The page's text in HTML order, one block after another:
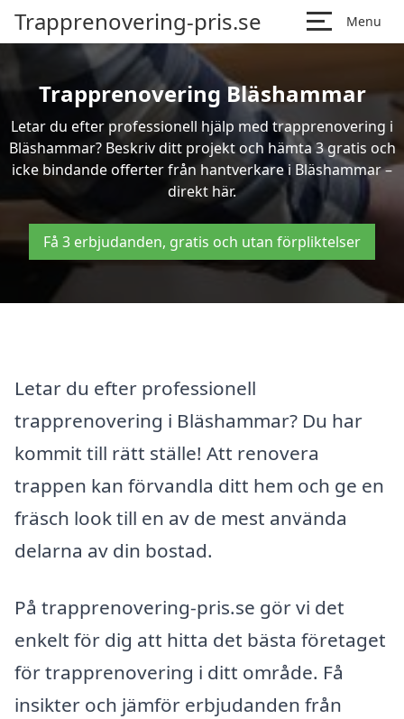
Trapprenovering-pris.se Menu
Trapprenovering Bläshammar
Letar du efter professionell hjälp med trapprenovering i
Bläshammar? Beskriv ditt projekt och hämta 3 gratis och
icke bindande offerter från hantverkare i Bläshammar –
direkt här.
Få 3 erbjudanden, gratis och utan förpliktelser
Letar du efter professionell
trapprenovering i Bläshammar? Du har
kommit till rätt ställe! Att renovera
trappen kan förvandla ditt hem och ge en
fräsch look till en av de mest använda
delarna av din bostad.
På trapprenovering-pris.se gör vi det
enkelt för dig att hitta det bästa företaget
för trapprenovering i ditt område. Få
insikter och jämför erbjudanden från